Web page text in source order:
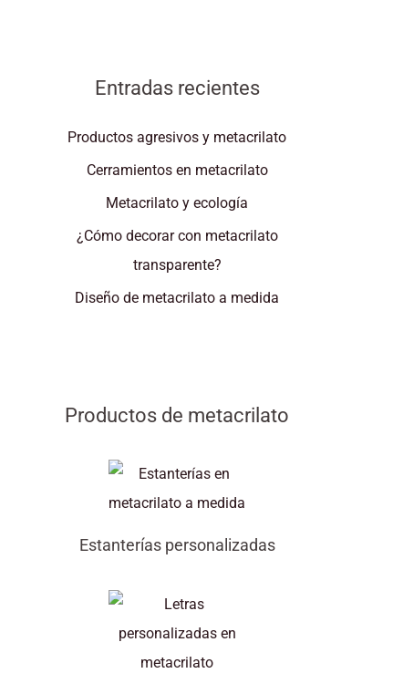
Entradas recientes
Productos agresivos y metacrilato
Cerramientos en metacrilato
Metacrilato y ecología
¿Cómo decorar con metacrilato
transparente?
Diseño de metacrilato a medida
Productos de metacrilato
Estanterías personalizadas